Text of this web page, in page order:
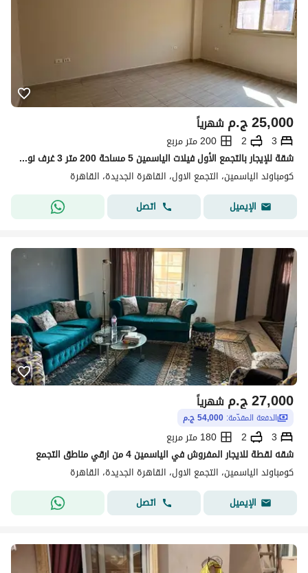
ج.م25,000 شهرياً
3
2
200 متر مربع
شقة للإيجار بالتجمع الأول فيلات الياسمين 5 مساحة 200 متر 3 غرف نوم تشطيب Ultra Super Lux فيو حديقة موقع مميز قريب من الخدمات والطرق الرئيسية
كومباوند الياسمين، التجمع الاول، القاهرة الجديدة، القاهرة
الإيميل
اتصل
ج.م27,000 شهرياً
الدفعة المقدّمة: 54,000 ج.م
3
2
180 متر مربع
شقه لقطة للايجار المفروش في الياسمين 4 من ارقي مناطق التجمع
كومباوند الياسمين، التجمع الاول، القاهرة الجديدة، القاهرة
الإيميل
اتصل